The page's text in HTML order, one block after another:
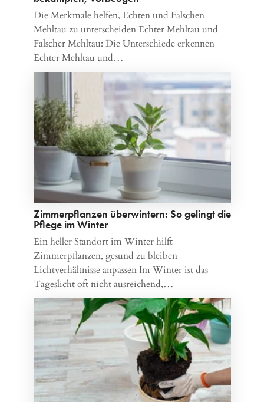
Die Merkmale helfen, Echten und Falschen
Mehltau zu unterscheiden Echter Mehltau und
Falscher Mehltau: Die Unterschiede erkennen
Echter Mehltau und…
Zimmerpflanzen überwintern: So gelingt die
Pflege im Winter
Ein heller Standort im Winter hilft
Zimmerpflanzen, gesund zu bleiben
Lichtverhältnisse anpassen Im Winter ist das
Tageslicht oft nicht ausreichend,…